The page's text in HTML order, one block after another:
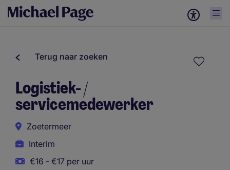
Terug naar zoeken
Logistiek- /
servicemedewerker
Zoetermeer
Interim
€16 - €17 per uur